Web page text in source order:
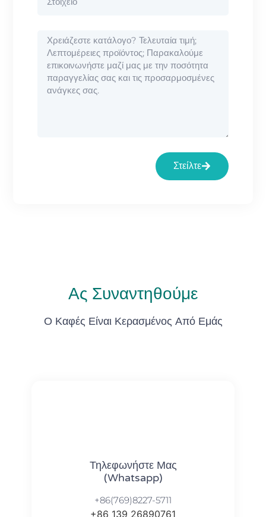
Στείλτε
Ας Συναντηθούμε
Ο Καφές Είναι Κερασμένος Από Εμάς
Τηλεφωνήστε Μας
(Whatsapp)
+86(769)8227-5711
+86 139 26890761